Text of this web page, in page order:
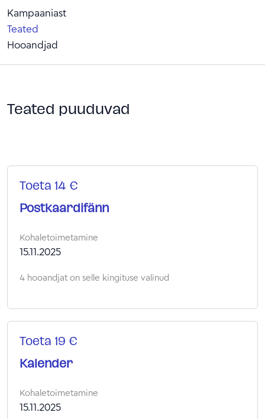
Kampaaniast
Teated
Hooandjad
Teated puuduvad
Toeta 14 €
Postkaardifänn
Kohaletoimetamine
15.11.2025
4 hooandjat on selle kingituse valinud
Toeta 19 €
Kalender
Kohaletoimetamine
15.11.2025